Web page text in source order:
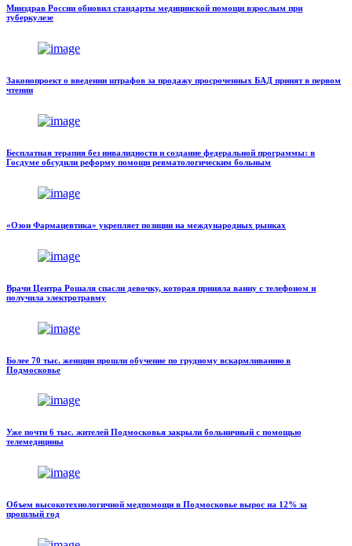
Минздрав России обновил стандарты медицинской помощи взрослым при
туберкулезе
Законопроект о введении штрафов за продажу просроченных БАД принят в первом
чтении
Бесплатная терапия без инвалидности и создание федеральной программы: в
Госдуме обсудили реформу помощи ревматологическим больным
«Озон Фармацевтика» укрепляет позиции на международных рынках
Врачи Центра Рошаля спасли девочку, которая приняла ванну с телефоном и
получила электротравму
Более 70 тыс. женщин прошли обучение по грудному вскармливанию в
Подмосковье
Уже почти 6 тыс. жителей Подмосковья закрыли больничный с помощью
телемедицины
Объем высокотехнологичной медпомощи в Подмосковье вырос на 12% за
прошлый год